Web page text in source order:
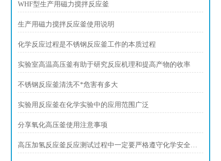
WHF型生产用磁力搅拌反应釜
生产用磁力搅拌反应釜使用说明
化学反应过程是不锈钢反应釜工作的本质过程
实验室高温高压釜有助于研究反应机理和提高产物的收率
不锈钢反应釜清洗不*危害有多大
实验用反应釜在化学实验中的应用范围广泛
分享氧化高压釜使用注意事项
高压加氢反应釜反应测试过程中一定要严格遵守化学安全规范